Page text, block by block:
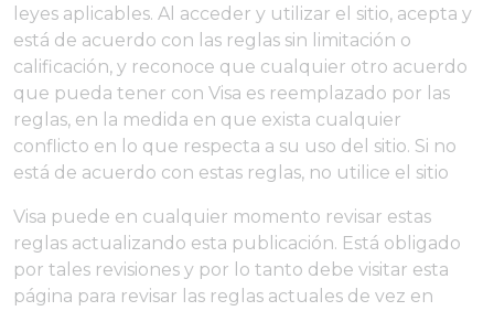
leyes aplicables. Al acceder y utilizar el sitio, acepta y
está de acuerdo con las reglas sin limitación o
calificación, y reconoce que cualquier otro acuerdo
que pueda tener con Visa es reemplazado por las
reglas, en la medida en que exista cualquier
conflicto en lo que respecta a su uso del sitio. Si no
está de acuerdo con estas reglas, no utilice el sitio
Visa puede en cualquier momento revisar estas
reglas actualizando esta publicación. Está obligado
por tales revisiones y por lo tanto debe visitar esta
página para revisar las reglas actuales de vez en